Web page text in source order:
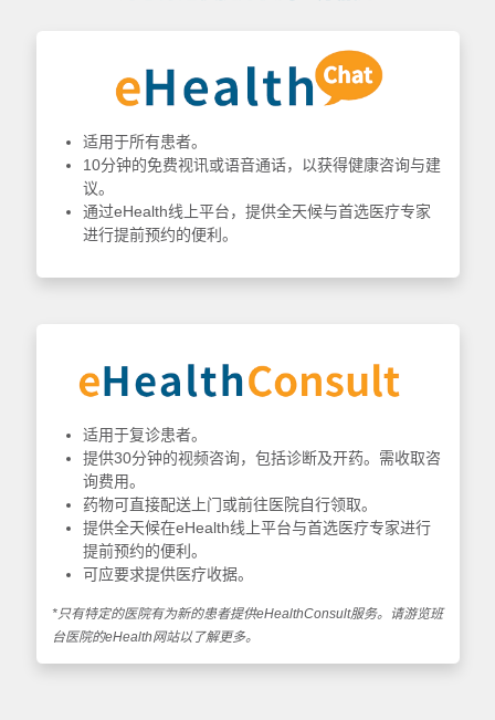
适用于所有患者。
10分钟的免费视讯或语音通话，以获得健康咨询与建
议。
通过eHealth线上平台，提供全天候与首选医疗专家
进行提前预约的便利。
适用于复诊患者。
提供30分钟的视频咨询，包括诊断及开药。需收取咨
询费用。
药物可直接配送上门或前往医院自行领取。
提供全天候在eHealth线上平台与首选医疗专家进行
提前预约的便利。
可应要求提供医疗收据。
*只有特定的医院有为新的患者提供eHealthConsult服务。请游览班
台医院的eHealth网站以了解更多。